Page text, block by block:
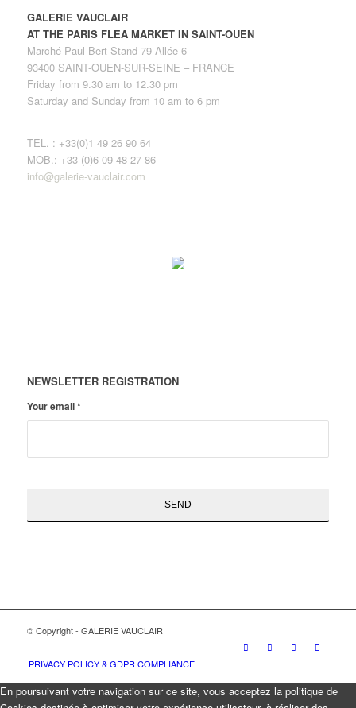
GALERIE VAUCLAIR
AT THE PARIS FLEA MARKET IN SAINT-OUEN
Marché Paul Bert Stand 79 Allée 6
93400 SAINT-OUEN-SUR-SEINE – FRANCE
Friday from 9.30 am to 12.30 pm
Saturday and Sunday from 10 am to 6 pm
TEL. : +33(0)1 49 26 90 64
MOB.: +33 (0)6 09 48 27 86
info@galerie-vauclair.com
NEWSLETTER REGISTRATION
Your email*
© Copyright - GALERIE VAUCLAIR
PRIVACY POLICY & GDPR COMPLIANCE
En poursuivant votre navigation sur ce site, vous acceptez la politique de